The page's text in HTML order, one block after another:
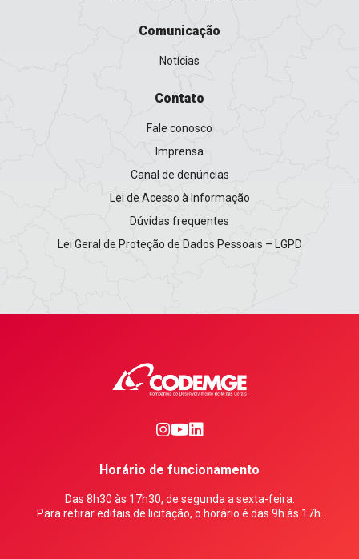
Comunicação
Notícias
Contato
Fale conosco
Imprensa
Canal de denúncias
Lei de Acesso à Informação
Dúvidas frequentes
Lei Geral de Proteção de Dados Pessoais – LGPD
0 1 2
Horário de funcionamento
Das 8h30 às 17h30, de segunda a sexta-feira.
Para retirar editais de licitação, o horário é das 9h às 17h.